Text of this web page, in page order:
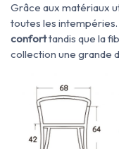
Grâce aux matériaux
toutes les intempéries.
conforttandis que la
collection une grande